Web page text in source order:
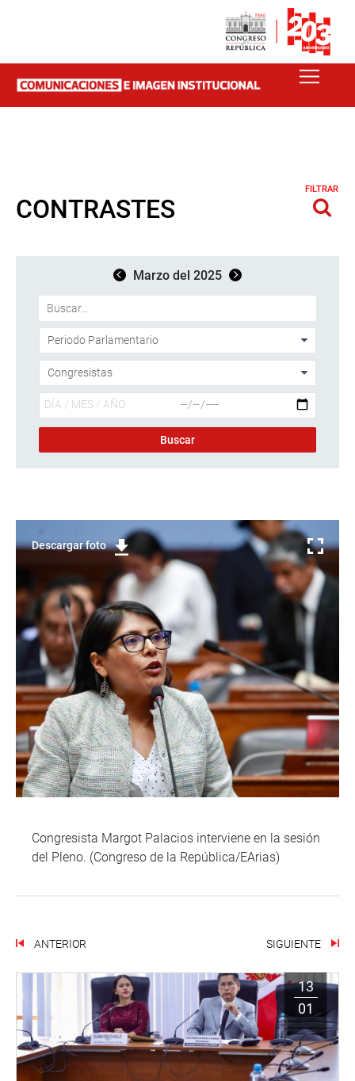
CONTRASTES
FILTRAR
Marzo del 2025
Descargar foto
Congresista Margot Palacios interviene en la sesión
del Pleno. (Congreso de la República/EArias)
ANTERIOR SIGUIENTE
13
01